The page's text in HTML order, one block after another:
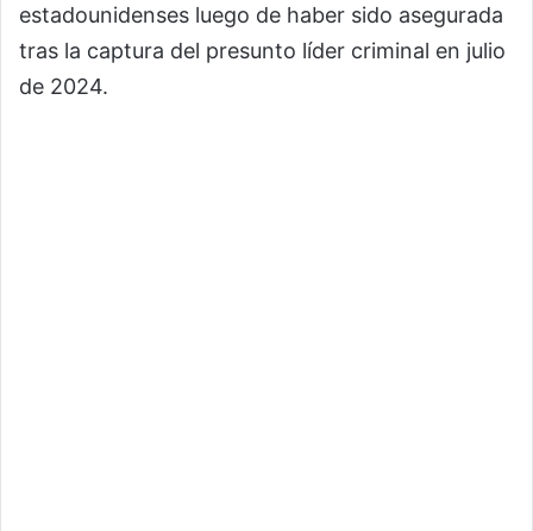
estadounidenses luego de haber sido asegurada
tras la captura del presunto líder criminal en julio
de 2024.